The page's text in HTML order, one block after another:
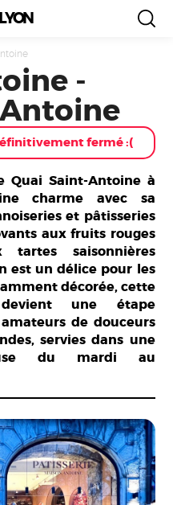
LYON
-
Quai Saint-Antoine à
charme avec sa
et pâtisseries
aux fruits rouges
tartes saisonnières
est un délice pour les
décorée, cette
devient une étape
de douceurs
servies dans une
du mardi au